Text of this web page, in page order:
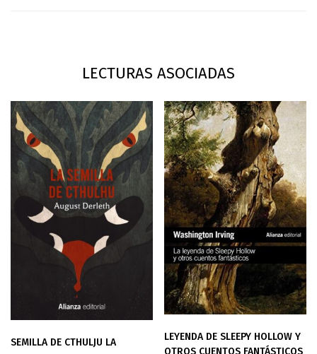
LECTURAS ASOCIADAS
SEMILLA DE CTHULJU LA
LEYENDA DE SLEEPY HOLLOW Y
OTROS CUENTOS FANTÁSTICOS